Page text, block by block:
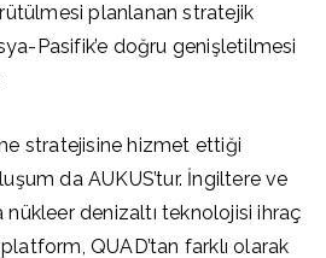
planlanan stratejik
Pasifik’e doğru genişletilmesi
stratejisine hizmet ettiği
da AUKUS’tur. İngiltere ve
nükleer denizaltı teknolojisi ihraç
QUAD’tan farklı olarak